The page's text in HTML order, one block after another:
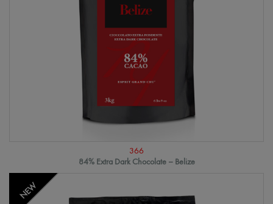
366
84% Extra Dark Chocolate – Belize
NEW